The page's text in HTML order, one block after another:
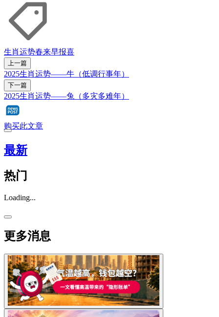
生肖运势春来早报喜
上一篇
2025生肖运势——牛（低调行事年）
下一篇
2025生肖运势——兔（多灾多难年）
购买此文章
最新
热门
Loading...
更多消息